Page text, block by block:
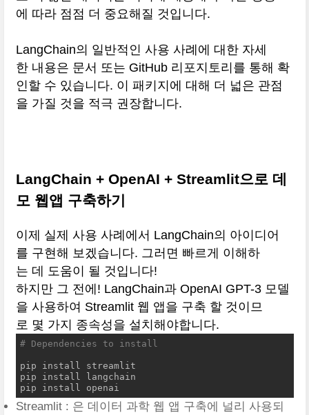
에 따라 점점 더 중요해질 것입니다.
LangChain의 일반적인 사용 사례에 대한 자세
한 내용은 문서 또는 GitHub 리포지토리를 통해 확
인할 수 있습니다. 이 패키지에 대해 더 넓은 관점
을 가질 것을 적극 권장합니다.
LangChain + OpenAI + Streamlit으로 데
모 웹앱 구축하기
이제 실제 사용 사례에서 LangChain의 아이디어
를 구현해 보겠습니다. 그러면 빠르게 이해하
는 데 도움이 될 것입니다!
하지만 그 전에! LangChain과 OpenAI GPT-3 모델
을 사용하여 Streamlit 웹 앱을 구축 할 것이므
로 몇 가지 종속성을 설치해야합니다.
# Dependencies to install
pip install streamlit
pip install langchain
pip install openai
Streamlit : 은 데이터 과학 웹 앱 구축에 널리 사용되